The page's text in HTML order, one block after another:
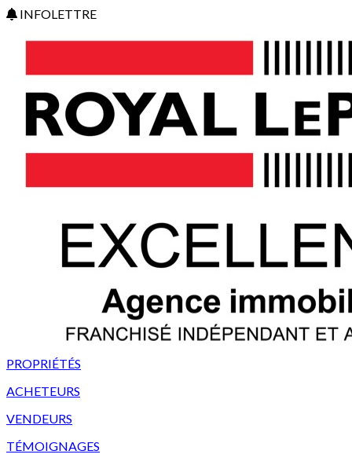
INFOLETTRE
PROPRIÉTÉS
ACHETEURS
VENDEURS
TÉMOIGNAGES